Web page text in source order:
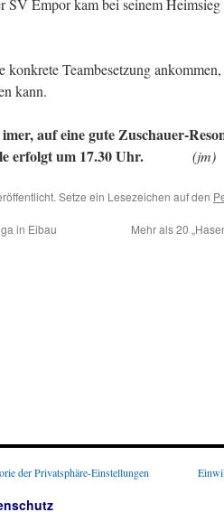
SV Empor kam bei seinem
Teambesetzung
kann.
auf eine gute Zuschauer-
erfolgt um 17.30 Uhr.
(jm)
Setze ein Lesezeichen auf den
in Eibau Mehr als 20
der Privatsphäre-Einstellungen